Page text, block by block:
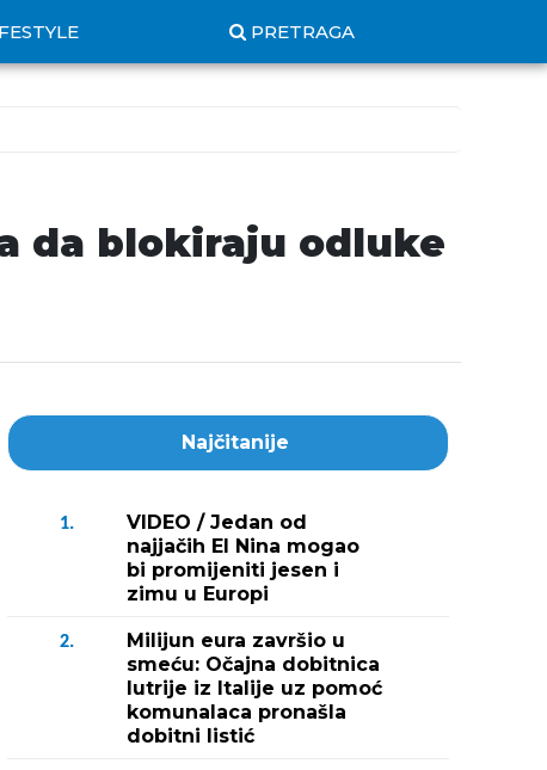
PRETRAGA
da blokiraju odluke
Najčitanije
1.
VIDEO / Jedan od
najjačih El Nina mogao
bi promijeniti jesen i
zimu u Europi
2.
Milijun eura završio u
smeću: Očajna dobitnica
lutrije iz Italije uz pomoć
komunalaca pronašla
dobitni listić